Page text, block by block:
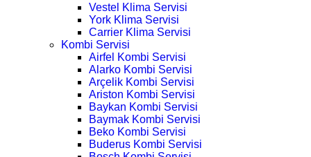
Vestel Klima Servisi
York Klima Servisi
Carrier Klima Servisi
Kombi Servisi
Airfel Kombi Servisi
Alarko Kombi Servisi
Arçelik Kombi Servisi
Ariston Kombi Servisi
Baykan Kombi Servisi
Baymak Kombi Servisi
Beko Kombi Servisi
Buderus Kombi Servisi